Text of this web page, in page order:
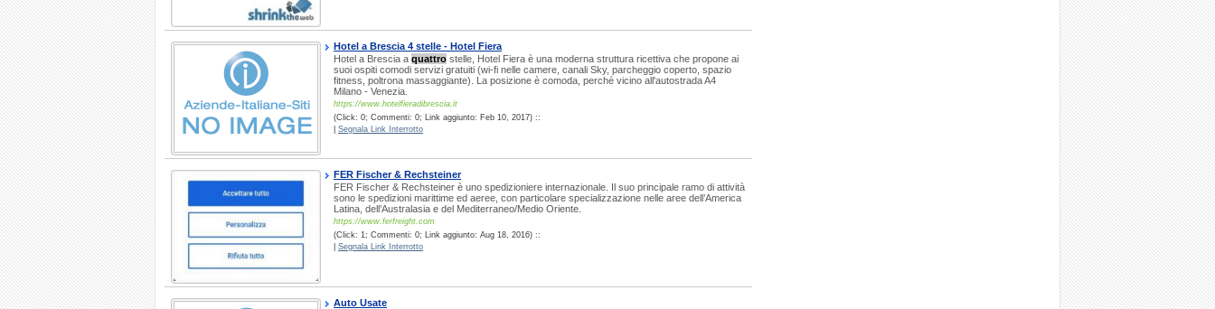
Hotel a Brescia 4 stelle - Hotel Fiera
Hotel a Brescia a quattro stelle, Hotel Fiera è una moderna struttura ricettiva che propone ai
suoi ospiti comodi servizi gratuiti (wi-fi nelle camere, canali Sky, parcheggio coperto, spazio
fitness, poltrona massaggiante). La posizione è comoda, perché vicino all'autostrada A4
Milano - Venezia.
https://www.hotelfieradibrescia.it
(Click: 0; Commenti: 0; Link aggiunto: Feb 10, 2017) ::
Segnala Link Interrotto
FER Fischer & Rechsteiner
FER Fischer & Rechsteiner è uno spedizioniere internazionale. Il suo principale ramo di attività
sono le spedizioni marittime ed aeree, con particolare specializzazione nelle aree dell’America
Latina, dell’Australasia e del Mediterraneo/Medio Oriente.
https://www.ferfreight.com
(Click: 1; Commenti: 0; Link aggiunto: Aug 18, 2016) ::
Segnala Link Interrotto
Auto Usate